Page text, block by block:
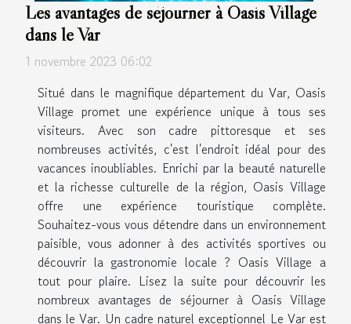
Les avantages de séjourner à Oasis Village
dans le Var
1 novembre 2023 06:02
Situé dans le magnifique département du Var, Oasis
Village promet une expérience unique à tous ses
visiteurs. Avec son cadre pittoresque et ses
nombreuses activités, c'est l'endroit idéal pour des
vacances inoubliables. Enrichi par la beauté naturelle
et la richesse culturelle de la région, Oasis Village
offre une expérience touristique complète.
Souhaitez-vous vous détendre dans un environnement
paisible, vous adonner à des activités sportives ou
découvrir la gastronomie locale ? Oasis Village a
tout pour plaire. Lisez la suite pour découvrir les
nombreux avantages de séjourner à Oasis Village
dans le Var. Un cadre naturel exceptionnel Le Var est